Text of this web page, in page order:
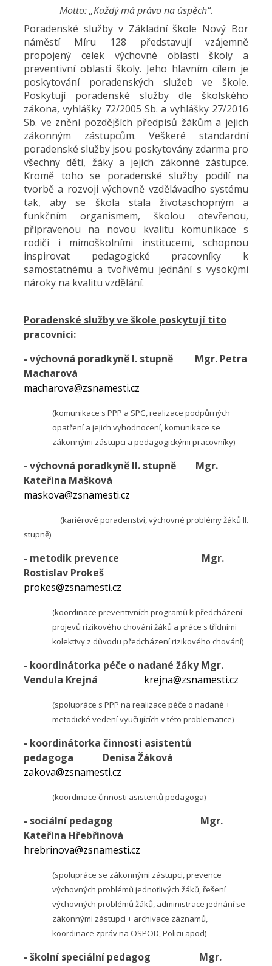
Motto: „Každý má právo na úspěch“.
Poradenské služby v Základní škole Nový Bor
náměstí Míru 128 představují vzájemně
propojený celek výchovné oblasti školy a
preventivní oblasti školy. Jeho hlavním cílem je
poskytování poradenských služeb ve škole.
Poskytují poradenské služby dle školského
zákona, vyhlášky 72/2005 Sb. a vyhlášky 27/2016
Sb. ve znění pozdějších předpisů žákům a jejich
zákonným zástupcům. Veškeré standardní
poradenské služby jsou poskytovány zdarma pro
všechny děti, žáky a jejich zákonné zástupce.
Kromě toho se poradenské služby podílí na
tvorbě a rozvoji výchovně vzdělávacího systému
tak, aby se škola stala životaschopným a
funkčním organismem, školou otevřenou,
připravenou na novou kvalitu komunikace s
rodiči i mimoškolními institucemi, schopnou
inspirovat pedagogické pracovníky k
samostatnému a tvořivému jednání s vysokými
nároky na kvalitu vzdělání.
Poradenské služby ve škole poskytují tito
pracovníci:
- výchovná poradkyně I. stupně
Mgr. Petra
Macharová
macharova@zsnamesti.cz
(komunikace s PPP a SPC, realizace podpůrných
opatření a jejich vyhodnocení, komunikace se
zákonnými zástupci a pedagogickými pracovníky)
- výchovná poradkyně II. stupně
Mgr.
Kateřina Mašková
maskova@zsnamesti.cz
(kariérové poradenství, výchovné problémy žáků II.
stupně)
- metodik prevence
Mgr.
Rostislav Prokeš
prokes@zsnamesti.cz
(koordinace preventivních programů k předcházení
projevů rizikového chování žáků a práce s třídními
kolektivy z důvodu předcházení rizikového chování)
- koordinátorka péče o nadané žáky Mgr.
Vendula Krejná
krejna@zsnamesti.cz
(spolupráce s PPP na realizace péče o nadané +
metodické vedení vyučujících v této problematice)
- koordinátorka činnosti asistentů
pedagoga
Denisa Žáková
zakova@zsnamesti.cz
(koordinace činnosti asistentů pedagoga)
- sociální pedagog
Mgr.
Kateřina Hřebřinová
hrebrinova@zsnamesti.cz
(spolupráce se zákonnými zástupci, prevence
výchovných problémů jednotlivých žáků, řešení
výchovných problémů žáků, administrace jednání se
zákonnými zástupci + archivace záznamů,
koordinace zpráv na OSPOD, Policii apod)
- školní speciální pedagog Mgr.